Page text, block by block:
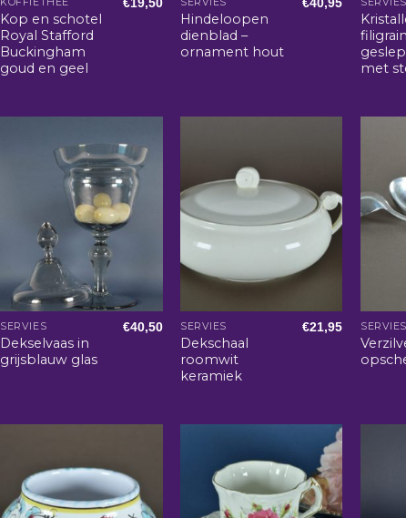
KOFFIETHEE
Kop en schotel
Royal Stafford
Buckingham
goud en geel
SERVIES
Hindeloopen
dienblad –
ornament hout
SERVIES
filigrain
met
SERVIES
Dekselvaas in
grijsblauw glas
€40,50 SERVIES
Dekschaal
roomwit
keramiek
€21,95 SERVIES